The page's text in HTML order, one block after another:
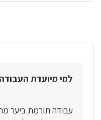
למי מיועדת
עבודה תורמת ביער